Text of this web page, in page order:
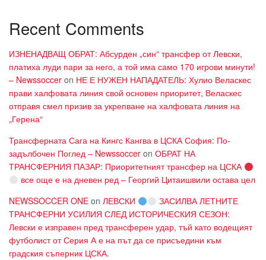
Recent Comments
ИЗНЕНАДВАЩ ОБРАТ: Абсурден „син“ трансфер от Левски,
платиха луди пари за него, а той има само 170 игрови минути!
– Newssoccer on НЕ Е НУЖЕН НАПАДАТЕЛЬ: Хулио Веласкес
прави халфовата линия свой основен приоритет, Веласкес
отправя смел призив за укрепване на халфовата линия на
„Герена“
Трансферната Сага на Кингс Кангва в ЦСКА София: По-
задълбочен Поглед – Newssoccer on ОБРАТ НА
ТРАНСФЕРНИЯ ПАЗАР: Приоритетният трансфер на ЦСКА
все още е на дневен ред – Георгий Цитаишвили остава цел
NEWSSOCCER ONE on ЛЕВСКИ
ЗАСИЛВА ЛЕТНИТЕ
ТРАНСФЕРНИ УСИЛИЯ СЛЕД ИСТОРИЧЕСКИЯ СЕЗОН:
Левски е изправен пред трансферен удар, тъй като водещият
футболист от Серия А е на път да се присъедини към
градския съперник ЦСКА.